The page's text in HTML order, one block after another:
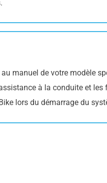
manuel de votre modèle
à la conduite et les
lors du démarrage du